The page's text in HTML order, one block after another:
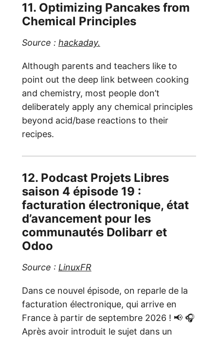
11. Optimizing Pancakes from
Chemical Principles
Source : hackaday.
Although parents and teachers like to
point out the deep link between cooking
and chemistry, most people don’t
deliberately apply any chemical principles
beyond acid/base reactions to their
recipes.
12. Podcast Projets Libres
saison 4 épisode 19 :
facturation électronique, état
d’avancement pour les
communautés Dolibarr et
Odoo
Source : LinuxFR
Dans ce nouvel épisode, on reparle de la
facturation électronique, qui arrive en
France à partir de septembre 2026 ! 📢 🎧
Après avoir introduit le sujet dans un